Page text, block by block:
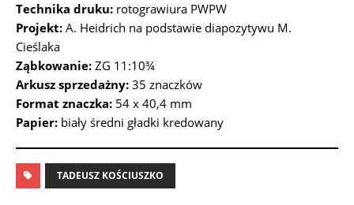
Technika druku: rotograwiura PWPW
Projekt: A. Heidrich na podstawie diapozytywu M.
Cieślaka
Ząbkowanie: ZG 11:10¾
Arkusz sprzedażny: 35 znaczków
Format znaczka: 54 x 40,4 mm
Papier: biały średni gładki kredowany
TADEUSZ KOŚCIUSZKO